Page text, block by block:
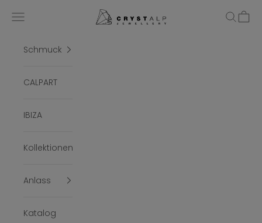
crystalpjewelry
Menü Suchen
Schmuck
CALPART
IBIZA
Kollektionen
Anlass
Katalog